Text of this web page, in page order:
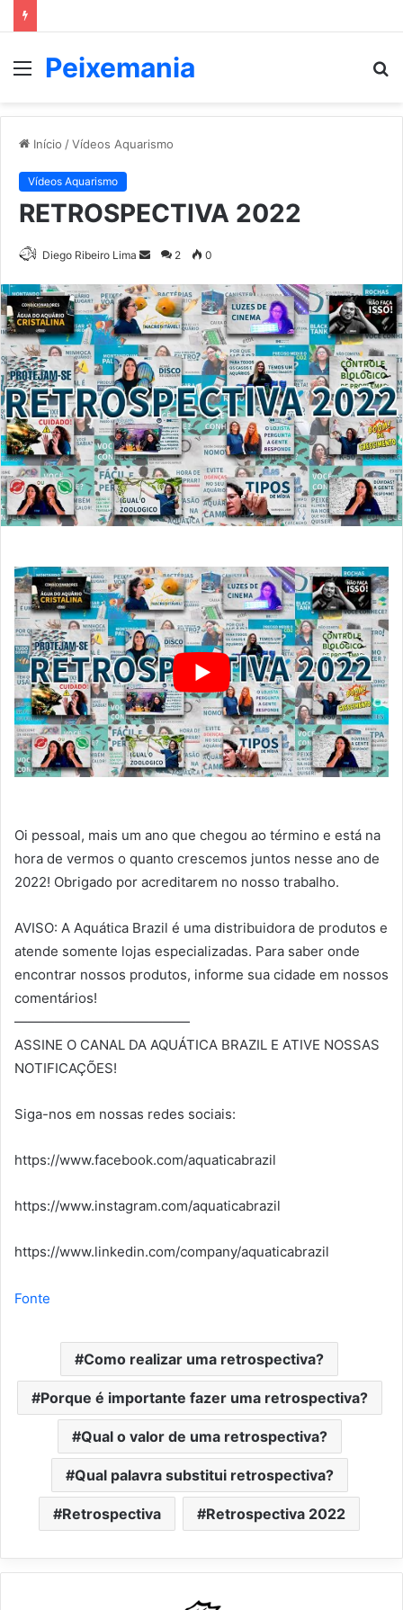
Menu
Peixemania
Início /Vídeos Aquarismo
Vídeos Aquarismo
RETROSPECTIVA 2022
Diego Ribeiro Lima
Mande
e-
mail
2 0
Oi pessoal, mais um ano que chegou ao término e está na
hora de vermos o quanto crescemos juntos nesse ano de
2022! Obrigado por acreditarem no nosso trabalho.
AVISO: A Aquática Brazil é uma distribuidora de produtos e
atende somente lojas especializadas. Para saber onde
encontrar nossos produtos, informe sua cidade em nossos
comentários!
—————————————
ASSINE O CANAL DA AQUÁTICA BRAZIL E ATIVE NOSSAS
NOTIFICAÇÕES!
Siga-nos em nossas redes sociais:
https://www.facebook.com/aquaticabrazil
https://www.instagram.com/aquaticabrazil
https://www.linkedin.com/company/aquaticabrazil
Fonte
Como realizar uma retrospectiva?
Porque é importante fazer uma retrospectiva?
Qual o valor de uma retrospectiva?
Qual palavra substitui retrospectiva?
Retrospectiva Retrospectiva 2022